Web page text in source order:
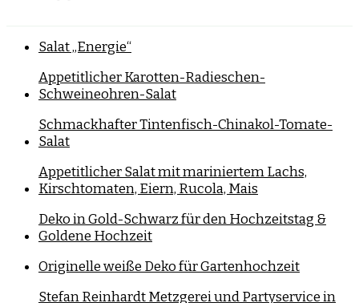
Salat „Energie“
Appetitlicher Karotten-Radieschen-
Schweineohren-Salat
Schmackhafter Tintenfisch-Chinakol-Tomate-
Salat
Appetitlicher Salat mit mariniertem Lachs,
Kirschtomaten, Eiern, Rucola, Mais
Deko in Gold-Schwarz für den Hochzeitstag &
Goldene Hochzeit
Originelle weiße Deko für Gartenhochzeit
Stefan Reinhardt Metzgerei und Partyservice in